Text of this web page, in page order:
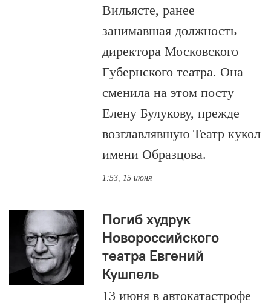
Вильясте, ранее
занимавшая должность
директора Московского
Губернского театра. Она
сменила на этом посту
Елену Булукову, прежде
возглавлявшую Театр кукол
имени Образцова.
1:53, 15 июня
Погиб худрук
Новороссийского
театра Евгений
Кушпель
13 июня в автокатастрофе